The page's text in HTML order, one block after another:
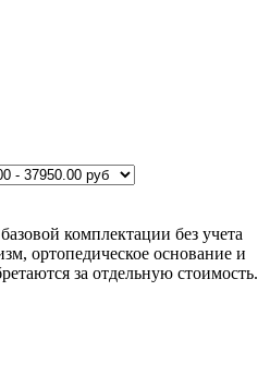
комплектации без учета
ортопедическое основание и
за отдельную стоимость.